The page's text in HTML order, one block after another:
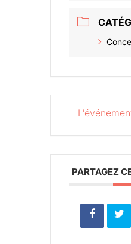
PARTAGEZ